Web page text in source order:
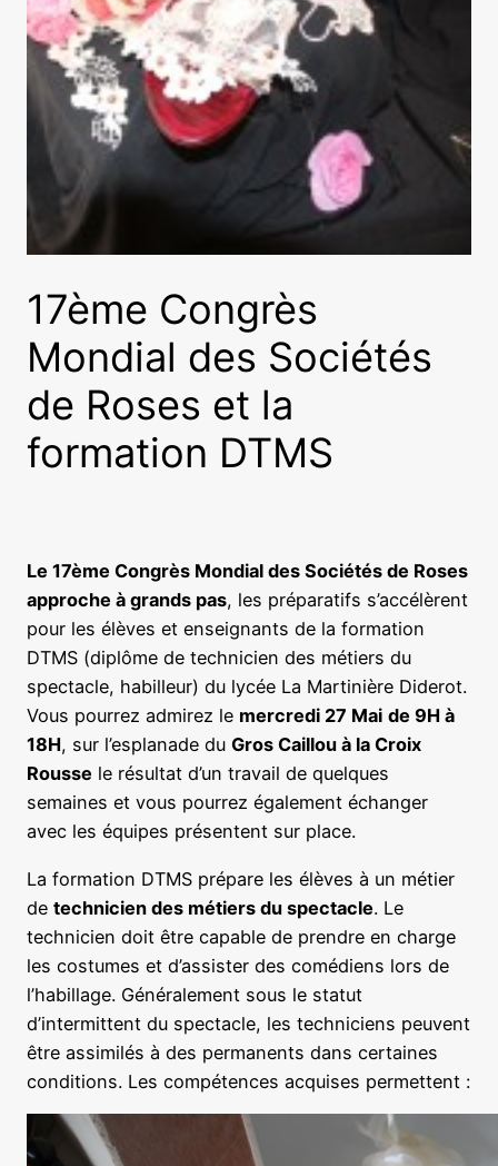
17ème Congrès
Mondial des Sociétés
de Roses et la
formation DTMS
Le 17ème Congrès Mondial des Sociétés de Roses
approche à grands pas, les préparatifs s’accélèrent
pour les élèves et enseignants de la formation
DTMS (diplôme de technicien des métiers du
spectacle, habilleur) du lycée La Martinière Diderot.
Vous pourrez admirez le mercredi 27 Mai de 9H à
18H, sur l’esplanade du Gros Caillou à la Croix
Rousse le résultat d’un travail de quelques
semaines et vous pourrez également échanger
avec les équipes présentent sur place.
La formation DTMS prépare les élèves à un métier
de technicien des métiers du spectacle. Le
technicien doit être capable de prendre en charge
les costumes et d’assister des comédiens lors de
l’habillage. Généralement sous le statut
d’intermittent du spectacle, les techniciens peuvent
être assimilés à des permanents dans certaines
conditions. Les compétences acquises permettent :